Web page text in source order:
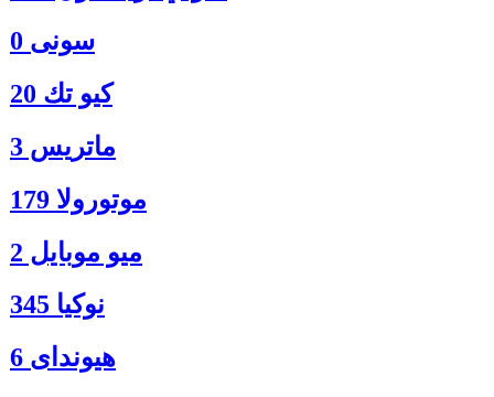
سونی 0
كيو تك 20
ماتريس 3
موتورولا 179
ميو موبايل 2
نوكيا 345
هیوندای 6